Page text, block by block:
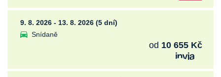
9. 8. 2026 - 13. 8. 2026 (5 dní)
Snídaně
od 10 655 Kč